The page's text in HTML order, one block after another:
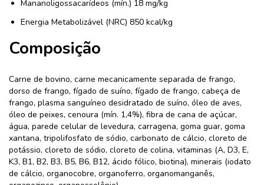
Mananoligossacarídeos (mín.) 18 mg/kg
Energia Metabolizável (NRC) 850 kcal/kg
Composição
Carne de bovino, carne mecanicamente separada de frango,
dorso de frango, fígado de suíno, fígado de frango, cabeça de
frango, plasma sanguíneo desidratado de suíno, óleo de aves,
óleo de peixes, cenoura (mín. 1,4%), fibra de cana de açúcar,
água, parede celular de levedura, carragena, goma guar, goma
xantana, tripolifosfato de sódio, carbonato de cálcio, cloreto de
potássio, cloreto de sódio, cloreto de colina, vitaminas (A, D3, E,
K3, B1, B2, B3, B5, B6, B12, ácido fólico, biotina), minerais (iodato
de cálcio, organocobre, organoferro, organomanganês,